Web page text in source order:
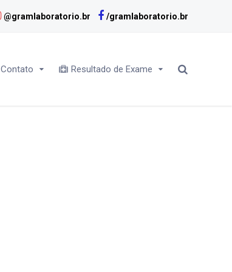
@gramlaboratorio.br /gramlaboratorio.br
Contato Resultado de Exame